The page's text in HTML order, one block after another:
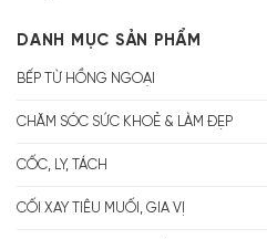
DANH MỤC SẢN PHẨM
BẾP TỪ HỒNG NGOẠI
CHĂM SÓC SỨC KHOẺ & LÀM ĐẸP
CỐC, LY, TÁCH
CỐI XAY TIÊU MUỐI, GIA VỊ